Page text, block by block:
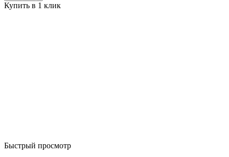
Купить в 1 клик
Быстрый просмотр